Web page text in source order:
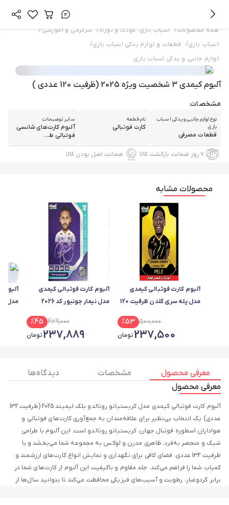
همه محصولات/ اسباب بازی، کودک و نوزاد/ سرگرمی و آموزشی /
اسباب بازی/ قطعات و لوازم یدکی اسباب بازی/
لوازم جانبی و یدکی اسباب بازی
آلبوم کیمدی 3 شخصیت ویژه 2025 (ظرفیت 120 عددی )
مشخصات
نوع لوازم جانبی و یدکی اسباب
بازی
قطعات مصرفی
نام قطعه
کارت فوتبالی
سایر توضیحات
آلبوم كارت‌هاى شانسى
فوتبالى ط...
۷ روز ضمانت بازگشت کالا ضمانت اصل بودن کالا
محصولات مشابه
آلبوم کارت فوتبالی کیمدی
مدل پله سری گلدن ظرفیت 120
500,000
%53
237,500تومان
آلبوم کارت فوتبالی کیمدی
مدل نیمار جونیور کد 2026
429,000
%45
237,889تومان
آلبوم
مدل
معرفی محصول مشخصات
دیدگاه ها
معرفی محصول
آلبوم کارت فوتبالی کیمدی مدل کریستیانو رونالدو بلک لیمیتد 2025 (ظرفیت 132
عددی) یک انتخاب بی‌نظیر برای علاقه‌مندان به جمع‌آوری کارت‌های فوتبالی و
هواداران اسطوره فوتبال جهان، کریستیانو رونالدو است. این آلبوم با طراحی
شیک و منحصر به‌فرد، ظاهری مدرن و لوکس به مجموعه شما می‌بخشد و با
ظرفیت 132 عددی، فضای کافی برای نگهداری و نمایش انواع کارت‌های ارزشمند و
کمیاب شما را فراهم می‌کند. جلد مقاوم و باکیفیت این آلبوم از کارت‌های شما در
برابر گردوغبار، رطوبت و آسیب‌های فیزیکی محافظت می‌کند تا بتوانید سال‌ها از